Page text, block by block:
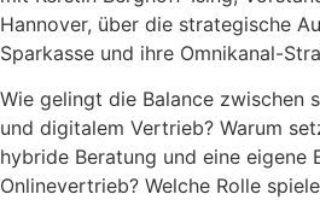
Hannover, über die strategische
Sparkasse und ihre Omnikanal-
Wie gelingt die Balance zwischen
und digitalem Vertrieb? Warum
hybride Beratung und eine eigene
Onlinevertrieb? Welche Rolle